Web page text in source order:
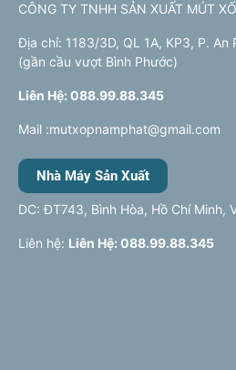
CÔNG TY TNHH SẢN XUẤT MÚT
Địa chỉ: 1183/3D, QL 1A, KP3, P. An
(gần cầu vượt Bình Phước)
Liên Hệ: 088.99.88.345
Mail :mutxopnamphat@gmail.com
Nhà Máy Sản Xuất
DC: ĐT743, Bình Hòa, Hồ Chí Minh,
Liên hệ: Liên Hệ: 088.99.88.345